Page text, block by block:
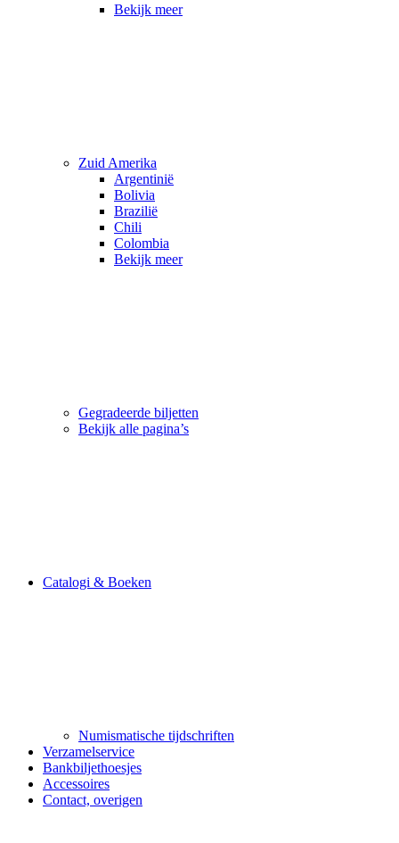
Bekijk meer
Zuid Amerika
Argentinië
Bolivia
Brazilië
Chili
Colombia
Bekijk meer
Gegradeerde biljetten
Bekijk alle pagina’s
Catalogi & Boeken
Numismatische tijdschriften
Verzamelservice
Bankbiljethoesjes
Accessoires
Contact, overigen